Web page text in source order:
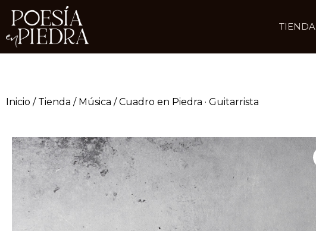
TIENDA
Inicio / Tienda / Música / Cuadro en Piedra · Guitarrista